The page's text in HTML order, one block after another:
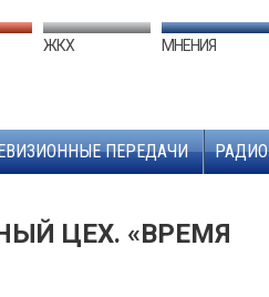
ЖКХ МНЕНИЯ
ПЕРЕДАЧИ РАДИО
ЦЕХ. «ВРЕМЯ